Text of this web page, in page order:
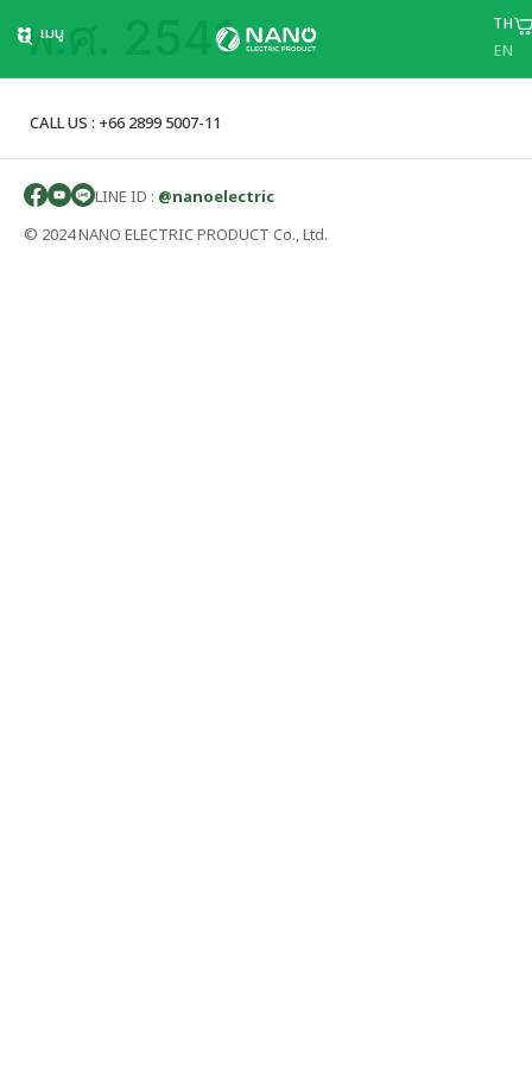
เมนู
TH
EN
พ.ศ. 2541
CALL US : +66 2899 5007-11
LINE ID : @nanoelectric
© 2024 NANO ELECTRIC PRODUCT Co., Ltd.